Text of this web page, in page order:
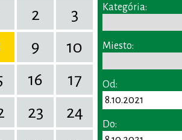
2
3
9
10
16
17
23
24
Kategória:
Miesto:
Od:
Do: